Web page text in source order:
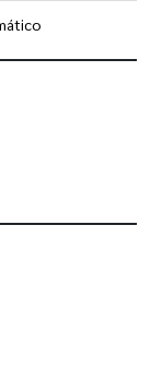
gabaritos